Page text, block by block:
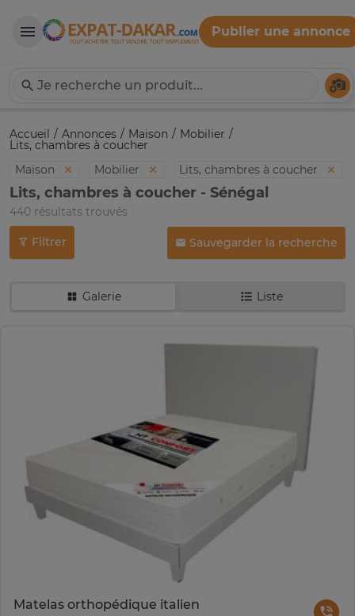
Expat-Dakar
Publier une annonce
Accueil Annonces Maison Mobilier
Lits, chambres à coucher
Maison
Mobilier Lits, chambres à coucher
Lits, chambres à coucher - Sénégal
440 résultats trouvés
Filtrer Sauvegarder la recherche
Galerie Liste
Matelas orthopédique italien